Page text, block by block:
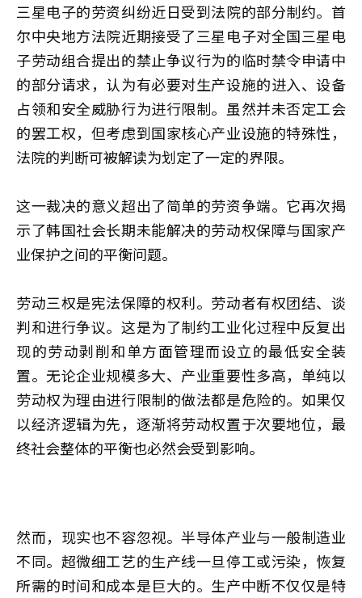
三星电子的劳资纠纷近日受到法院的部分制约。首
尔中央地方法院近期接受了三星电子对全国三星电
子劳动组合提出的禁止争议行为的临时禁令申请中
的部分请求，认为有必要对生产设施的进入、设备
占领和安全威胁行为进行限制。虽然并未否定工会
的罢工权，但考虑到国家核心产业设施的特殊性，
法院的判断可被解读为划定了一定的界限。
这一裁决的意义超出了简单的劳资争端。它再次揭
示了韩国社会长期未能解决的劳动权保障与国家产
业保护之间的平衡问题。
劳动三权是宪法保障的权利。劳动者有权团结、谈
判和进行争议。这是为了制约工业化过程中反复出
现的劳动剥削和单方面管理而设立的最低安全装
置。无论企业规模多大、产业重要性多高，单纯以
劳动权为理由进行限制的做法都是危险的。如果仅
以经济逻辑为先，逐渐将劳动权置于次要地位，最
终社会整体的平衡也必然会受到影响。
然而，现实也不容忽视。半导体产业与一般制造业
不同。超微细工艺的生产线一旦停工或污染，恢复
所需的时间和成本是巨大的。生产中断不仅仅是特